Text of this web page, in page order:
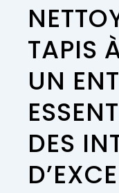
TAPIS
UN
DES